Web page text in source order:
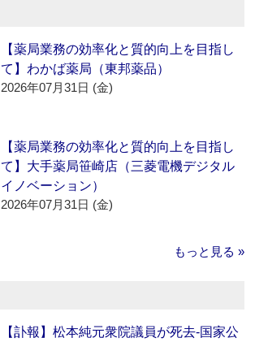
【薬局業務の効率化と質的向上を目指し
て】わかば薬局（東邦薬品）
2026年07月31日 (金)
【薬局業務の効率化と質的向上を目指し
て】大手薬局笹崎店（三菱電機デジタル
イノベーション）
2026年07月31日 (金)
もっと見る »
【訃報】松本純元衆院議員が死去‐国家公